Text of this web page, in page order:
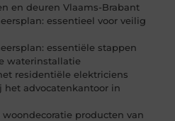
en deuren Vlaams-Brabant
essentieel voor veilig
essentiële stappen
waterinstallatie
residentiële elektriciens
het advocatenkantoor in
producten van